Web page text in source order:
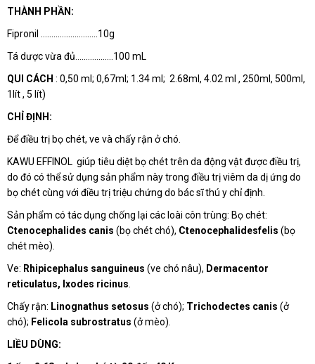
THÀNH PHẦN:
Fipronil ………………………10g
Tá dược vừa đủ………………100 mL
QUI CÁCH : 0,50 ml; 0,67ml; 1.34 ml; 2.68ml, 4.02 ml , 250ml, 500ml,
1lít , 5 lít)
CHỈ ĐỊNH:
Để điều trị bọ chét, ve và chấy rận ở chó.
KAWU EFFINOL giúp tiêu diệt bọ chét trên da động vật được điều trị,
do đó có thể sử dụng sản phẩm này trong điều trị viêm da dị ứng do
bọ chét cùng với điều trị triệu chứng do bác sĩ thú y chỉ định.
Sản phẩm có tác dụng chống lại các loài côn trùng: Bọ chét:
Ctenocephalides canis (bọ chét chó), Ctenocephalidesfelis (bọ
chét mèo).
Ve: Rhipicephalus sanguineus (ve chó nâu), Dermacentor
reticulatus, Ixodes ricinus
Chấy rận: Linognathus setosus (ở chó); Trichodectes canis (ở
chó); Felicola subrostratus (ở mèo).
LIỀU DÙNG: